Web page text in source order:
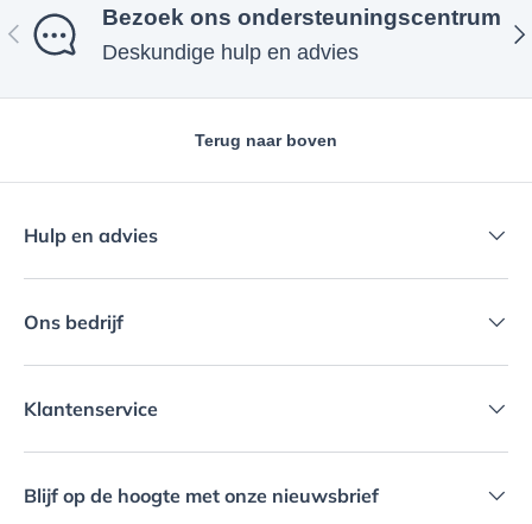
Vorige Bezoek ons ​​ondersteuningscentrum
Deskundige hulp en advies
Terug naar boven
Hulp en advies
Ons bedrijf
Klantenservice
Blijf op de hoogte met onze nieuwsbrief